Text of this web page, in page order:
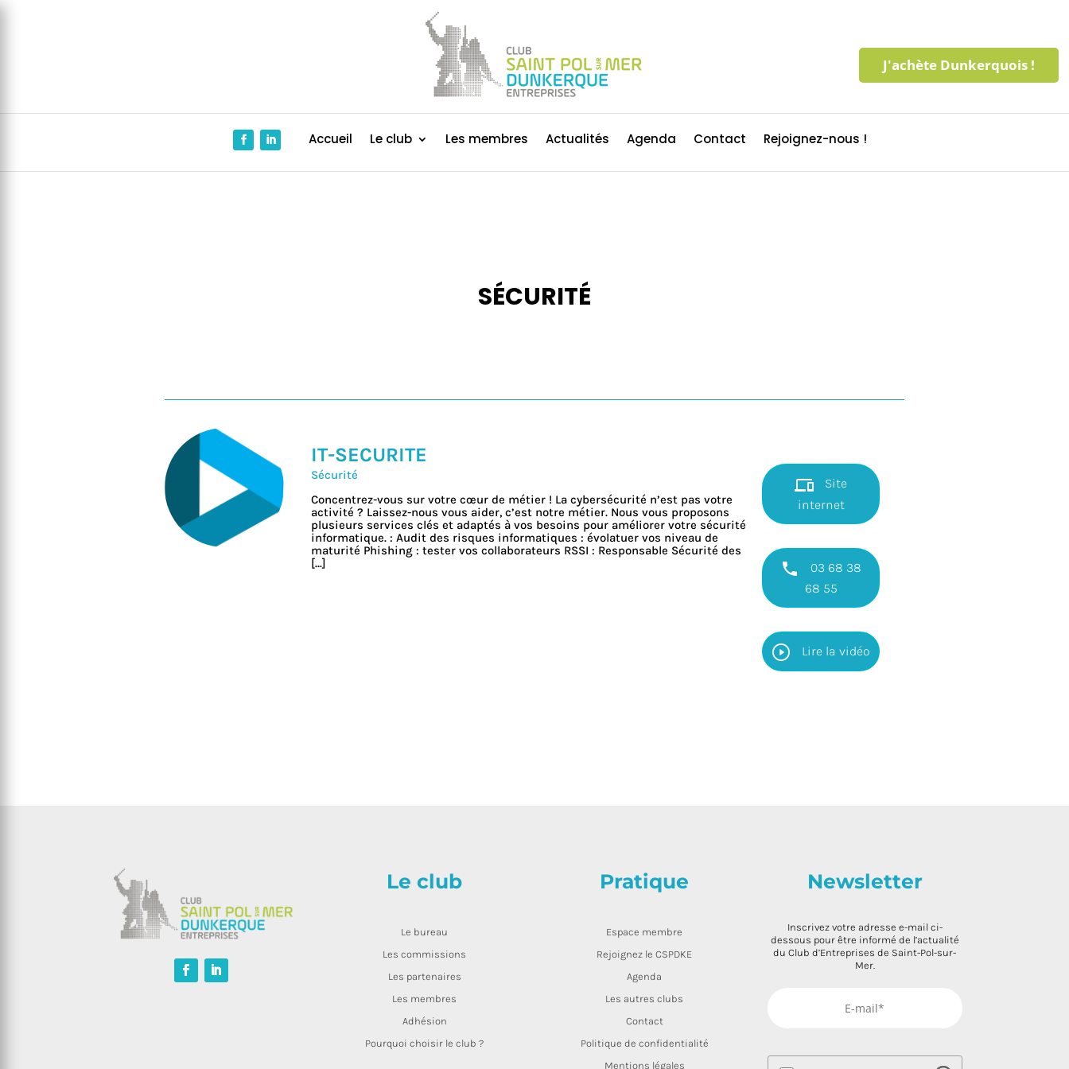
J'achète Dunkerquois !
Accueil Le club Les membres Actualités Agenda Contact Rejoignez-nous !
SÉCURITÉ
IT-SECURITE
Sécurité
Concentrez-vous sur votre cœur de métier ! La cybersécurité n’est pas votre
activité ? Laissez-nous vous aider, c’est notre métier. Nous vous proposons
plusieurs services clés et adaptés à vos besoins pour améliorer votre sécurité
informatique. : Audit des risques informatiques : évolatuer vos niveau de
maturité Phishing : tester vos collaborateurs RSSI : Responsable Sécurité des
[…]
Site
internet
03 68 38
68 55
Lire la vidéo
Le club
Le bureau
Les commissions
Les partenaires
Les membres
Adhésion
Pourquoi choisir le club ?
Pratique
Espace membre
Rejoignez le CSPDKE
Agenda
Les autres clubs
Contact
Politique de confidentialité
Mentions légales
Newsletter
Inscrivez votre adresse e-mail ci-
dessous pour être informé de l’actualité
du Club d’Entreprises de Saint-Pol-sur-
Mer.
Panneau de gestion des cookies